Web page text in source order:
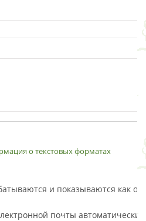
о текстовых форматах
и показываются как
почты автоматически